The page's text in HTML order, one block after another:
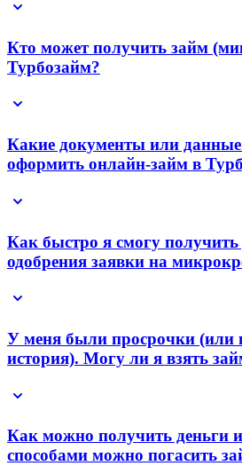
Кто может получить займ
Турбозайм?
Какие документы или
оформить онлайн-займ в
Как быстро я смогу получить
одобрения заявки на
У меня были просрочки (или
история). Могу ли я взять
Как можно получить деньги
способами можно погасить